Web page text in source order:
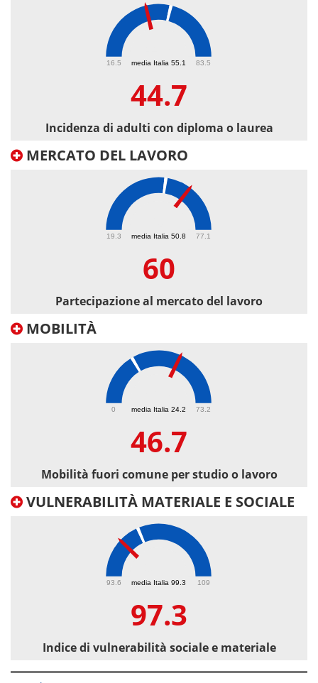
media Italia 55.1
16.5 83.5
44.7
Incidenza di adulti con diploma o laurea
MERCATO DEL LAVORO
media Italia 50.8
19.3 77.1
60
Partecipazione al mercato del lavoro
MOBILITÀ
media Italia 24.2
0 73.2
46.7
Mobilità fuori comune per studio o lavoro
VULNERABILITÀ MATERIALE E SOCIALE
media Italia 99.3
93.6 109
97.3
Indice di vulnerabilità sociale e materiale